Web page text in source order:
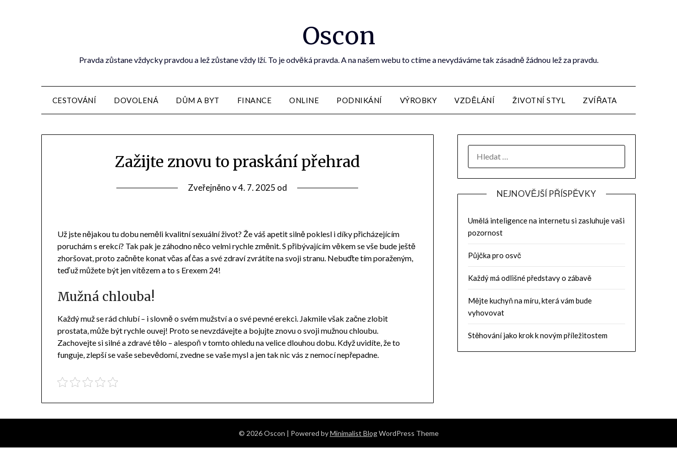
Oscon
Pravda zůstane vždycky pravdou a lež zůstane vždy lží. To je odvěká pravda. A na našem webu to ctíme a nevydáváme tak zásadně žádnou lež za pravdu.
CESTOVÁNÍ DOVOLENÁ DŮM A BYT FINANCE ONLINE PODNIKÁNÍ VÝROBKY VZDĚLÁNÍ ŽIVOTNÍ STYL ZVÍŘATA
Zažijte znovu to praskání přehrad
Zveřejněno v4. 7. 2025 od
Už jste nějakou tu dobu neměli kvalitní sexuální život? Že váš apetit silně poklesl i díky přicházejícím
poruchám serekcí? Tak pak je záhodno něco velmi rychle změnit. S přibývajícím věkem se vše bude ještě
zhoršovat, proto začněte konat včas ať čas a své zdraví zvrátíte na svoji stranu. Nebuďte tím poraženým,
teď už můžete být jen vítězem a to s Erexem 24!
Mužná chlouba!
Každý muž se rád chlubí – i slovně o svém mužství a o své pevné erekci. Jakmile však začne zlobit
prostata, může být rychle ouvej! Proto se nevzdávejte a bojujte znovu o svoji mužnou chloubu.
Zachovejte si silné a zdravé tělo – alespoň v tomto ohledu na velice dlouhou dobu. Když uvidíte, že to
funguje, zlepší se vaše sebevědomí, zvedne se vaše mysl a jen tak nic vás z nemocí nepřepadne.
NEJNOVĚJŠÍ PŘÍSPĚVKY
Umělá inteligence na internetu si zasluhuje vaši
pozornost
Půjčka pro osvč
Každý má odlišné představy o zábavě
Mějte kuchyň na míru, která vám bude
vyhovovat
Stěhování jako krok k novým příležitostem
© 2026 Oscon | Powered byMinimalist BlogWordPress Theme